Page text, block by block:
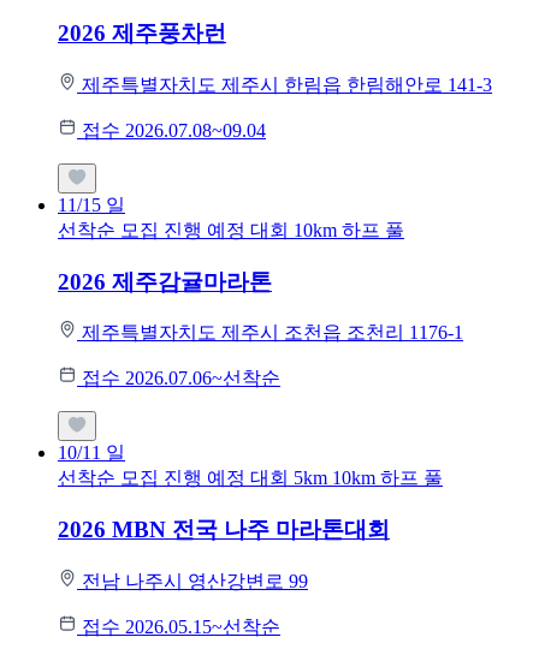
2026 제주풍차런
제주특별자치도 제주시 한림읍 한림해안로 141-3
접수 2026.07.08~09.04
11/15 일
선착순 모집 진행 예정 대회 10km 하프 풀
2026 제주감귤마라톤
제주특별자치도 제주시 조천읍 조천리 1176-1
접수 2026.07.06~선착순
10/11 일
선착순 모집 진행 예정 대회 5km 10km 하프 풀
2026 MBN 전국 나주 마라톤대회
전남 나주시 영산강변로 99
접수 2026.05.15~선착순